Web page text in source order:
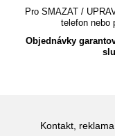
Pro SMAZAT /
telefon nebo
Objednávky
Kontakt,